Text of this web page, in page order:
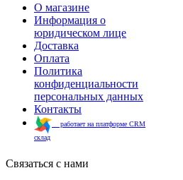
О магазине
Информация о
юридическом лице
Доставка
Оплата
Политика
конфиденциальности
персональных данных
Контакты
работает на платформе CRM
склад
Связаться с нами